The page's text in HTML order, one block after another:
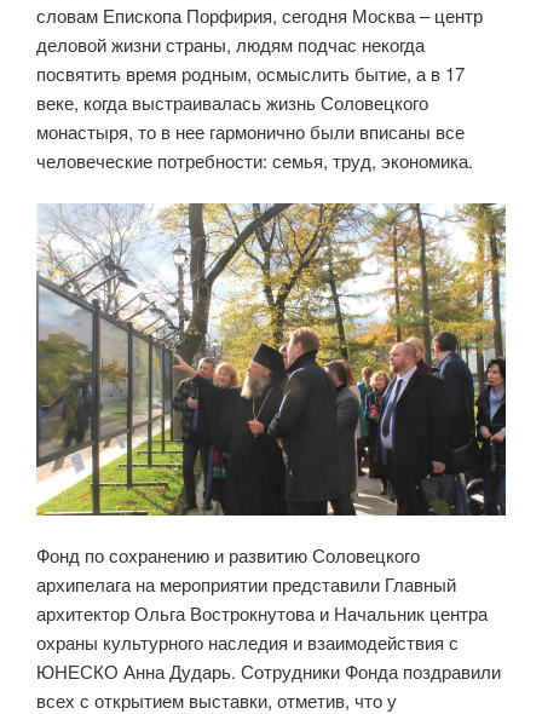
словам Епископа Порфирия, сегодня Москва – центр
деловой жизни страны, людям подчас некогда
посвятить время родным, осмыслить бытие, а в 17
веке, когда выстраивалась жизнь Соловецкого
монастыря, то в нее гармонично были вписаны все
человеческие потребности: семья, труд, экономика.
Фонд по сохранению и развитию Соловецкого
архипелага на мероприятии представили Главный
архитектор Ольга Вострокнутова и Начальник центра
охраны культурного наследия и взаимодействия с
ЮНЕСКО Анна Дударь. Сотрудники Фонда поздравили
всех с открытием выставки, отметив, что у